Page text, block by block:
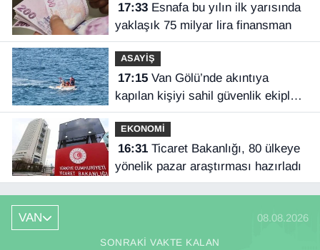
17:33Esnafa bu yılın ilk yarısında
yaklaşık 75 milyar lira finansman
ASAYİŞ
17:15Van Gölü’nde akıntıya
kapılan kişiyi sahil güvenlik ekipleri
kurtardı
EKONOMİ
16:31Ticaret Bakanlığı, 80 ülkeye
yönelik pazar araştırması hazırladı
VAN 08.08.2026
SONRAKI VAKTE KALAN